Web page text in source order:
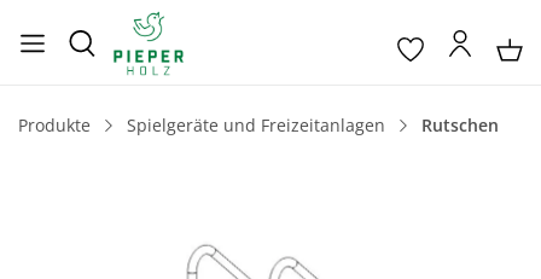
Produkte Spielgeräte und Freizeitanlagen Rutschen